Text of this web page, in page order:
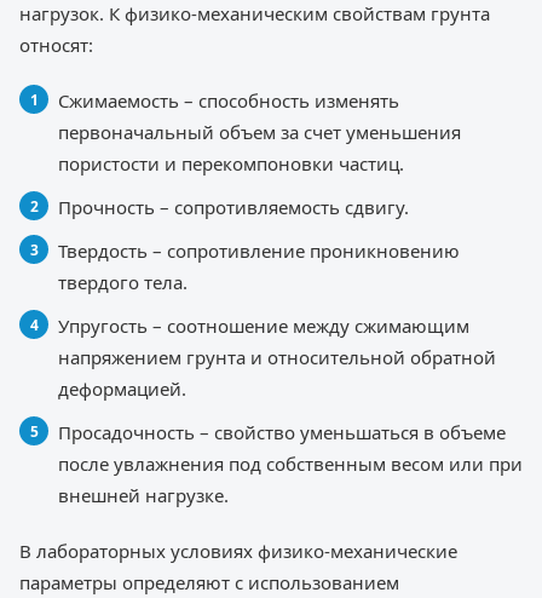
нагрузок. К физико-механическим свойствам грунта
относят:
Сжимаемость – способность изменять
первоначальный объем за счет уменьшения
пористости и перекомпоновки частиц.
Прочность – сопротивляемость сдвигу.
Твердость – сопротивление проникновению
твердого тела.
Упругость – соотношение между сжимающим
напряжением грунта и относительной обратной
деформацией.
Просадочность – свойство уменьшаться в объеме
после увлажнения под собственным весом или при
внешней нагрузке.
В лабораторных условиях физико-механические
параметры определяют с использованием